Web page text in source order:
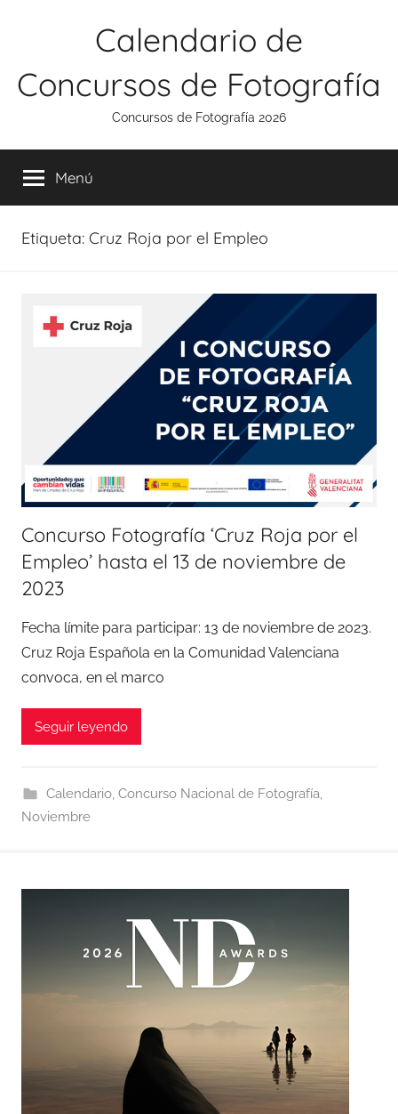
Calendario de
Concursos de Fotografía
Concursos de Fotografía 2026
Menú
Etiqueta: Cruz Roja por el Empleo
Concurso Fotografía ‘Cruz Roja por el
Empleo’ hasta el 13 de noviembre de
2023
Fecha límite para participar: 13 de noviembre de 2023.
Cruz Roja Española en la Comunidad Valenciana
convoca, en el marco
Seguir leyendo
Calendario, Concurso Nacional de Fotografía,
Noviembre